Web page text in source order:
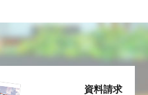
資料請求